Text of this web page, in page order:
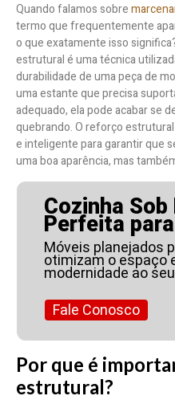
Quando falamos sobre
termo que frequentemente
o que exatamente isso
estrutural é uma técnica
durabilidade de uma peça de
uma estante que precisa
adequado, ela pode acabar se
quebrando. O reforço
e inteligente para garantir que
uma boa aparência, mas
Cozinha Sob
Perfeita
Móveis planejados
otimizam o espaço
modernidade ao
Fale Conosco
Por que é
estrutural?